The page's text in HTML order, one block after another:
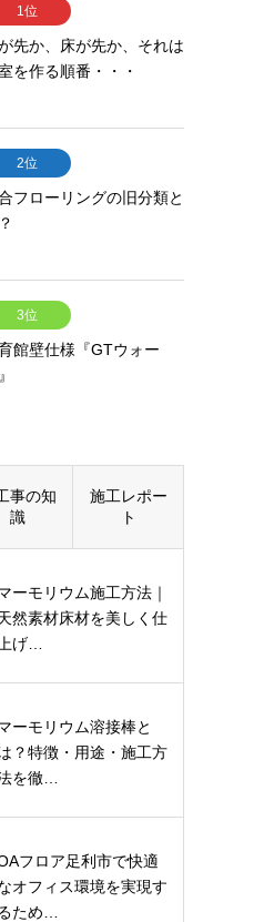
1位
先か、床が先か、それは
を作る順番・・・
2位
フローリングの旧分類と
3位
館壁仕様『GTウォー
事の知
識
施工レポー
ト
ーモリウム施工方法｜
然素材床材を美しく仕
上げ…
ーモリウム溶接棒と
？特徴・用途・施工方
を徹…
フロア足利市で快適
オフィス環境を実現す
ため…